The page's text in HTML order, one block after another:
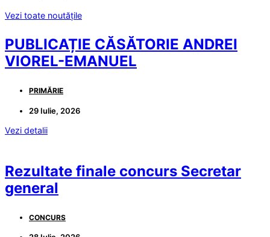
Vezi toate noutățile
PUBLICAȚIE CĂSĂTORIE ANDREI
VIOREL-EMANUEL
PRIMĂRIE
29 Iulie, 2026
Vezi detalii
Rezultate finale concurs Secretar
general
CONCURS